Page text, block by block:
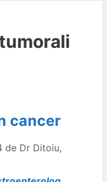
cancer
de Dr Ditoiu,